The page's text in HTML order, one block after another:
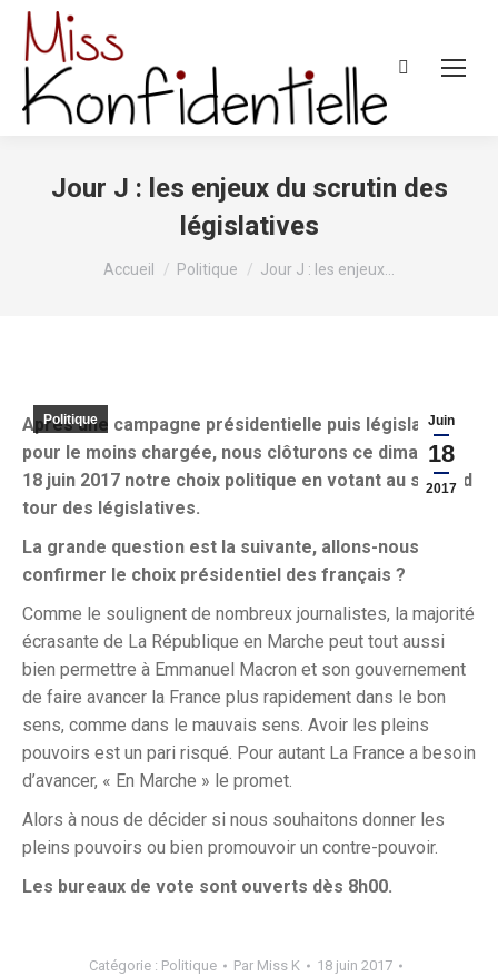
Recherche
Jour J : les enjeux du scrutin des
législatives
Vous êtes ici :
Accueil Politique Jour J : les enjeux…
Juin
18
2017
Politique
Après une campagne présidentielle puis législative
pour le moins chargée, nous clôturons ce dimanche
18 juin 2017 notre choix politique en votant au second
tour des législatives.
La grande question est la suivante, allons-nous
confirmer le choix présidentiel des français ?
Comme le soulignent de nombreux journalistes, la majorité
écrasante de La République en Marche peut tout aussi
bien permettre à Emmanuel Macron et son gouvernement
de faire avancer la France plus rapidement dans le bon
sens, comme dans le mauvais sens. Avoir les pleins
pouvoirs est un pari risqué. Pour autant La France a besoin
d’avancer, « En Marche » le promet.
Alors à nous de décider si nous souhaitons donner les
pleins pouvoirs ou bien promouvoir un contre-pouvoir.
Les bureaux de vote sont ouverts dès 8h00.
Catégorie : Politique Par Miss K
18 juin 2017